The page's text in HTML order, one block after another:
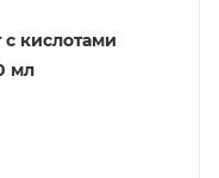
кислотами
мл